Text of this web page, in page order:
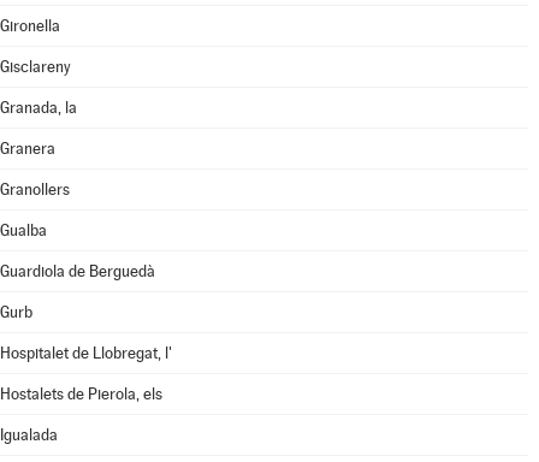
Gironella
Gisclareny
Granada, la
Granera
Granollers
Gualba
Guardiola de Berguedà
Gurb
Hospitalet de Llobregat, l'
Hostalets de Pierola, els
Igualada